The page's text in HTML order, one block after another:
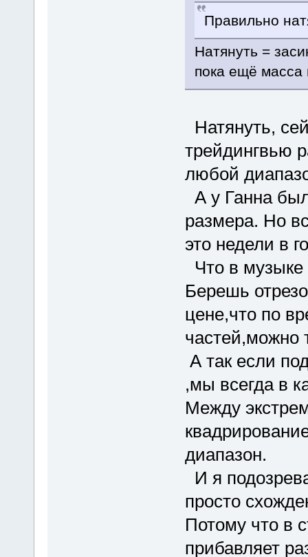
Правильно
Натянуть =
пока ещё масса
Натянуть,
трейдингвью
любой
А у Ганна
размера. Но
это недели в
Что в
Берешь
цене,что по
частей,можно
А так если
,мы всегда в
Между
диапазон.
И я
просто
Потому что в
прибавляет